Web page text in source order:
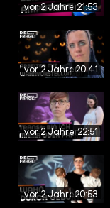
vor 2 Jahren21:53
vor 2 Jahren20:41
vor 2 Jahren22:51
vor 2 Jahren20:53